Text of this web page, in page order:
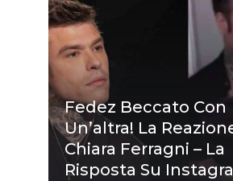
Fedez Beccato Con
Un’altra! La
Chiara Ferragni – La
Risposta Su